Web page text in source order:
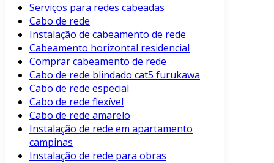
Serviços para redes cabeadas
Cabo de rede
Instalação de cabeamento de rede
Cabeamento horizontal residencial
Comprar cabeamento de rede
Cabo de rede blindado cat5 furukawa
Cabo de rede especial
Cabo de rede flexível
Cabo de rede amarelo
Instalação de rede em apartamento
campinas
Instalação de rede para obras